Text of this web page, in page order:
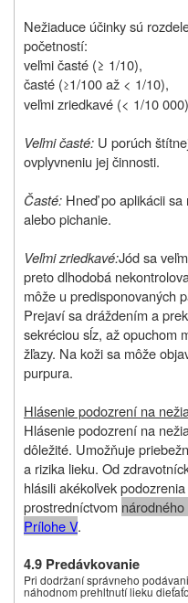
Nežiaduce účinky sú
početností:
veľmi časté (≥ 1/10),
časté (≥1/100 až < 1/10),
veľmi zriedkavé (< 1/10
Veľmi časté: U porúch
ovplyvneniu jej činnosti.
Časté: Hneď po aplikácii
alebo pichanie.
Veľmi zriedkavé:Jód sa
preto dlhodobá
môže u predisponovaných
Prejaví sa dráždením a
sekréciou sĺz, až opuchom
žľazy. Na koži sa môže
purpura.
Hlásenie podozrení na
Hlásenie podozrení na
dôležité. Umožňuje
a rizika lieku. Od
hlásili akékoľvek
prostredníctvom
Prílohe V.
4.9 Predávkovanie
Pri dodržaní správneho
náhodnom prehltnutí lieku